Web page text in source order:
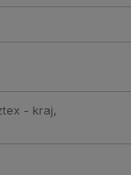
- kraj,